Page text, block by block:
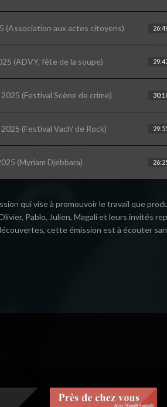
(Association aux actes citoyens)
(ADVY, fête de la soupe)
(Festival Scène de crime)
(Festival Vach' de Rock)
(Myriam Djebbara)
qui vise à promouvoir le travail que
Pablo, Julien, Magali et leurs invités
cette émission est à écouter